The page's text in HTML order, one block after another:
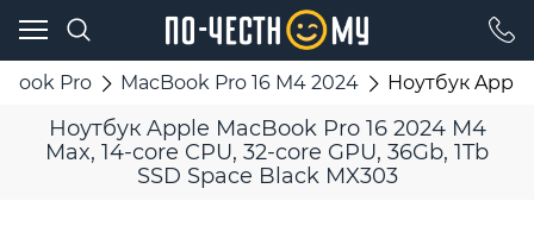
Pro MacBook Pro 16 M4 2024 Ноутбук Apple
Ноутбук Apple MacBook Pro 16 2024 M4
Max, 14-core CPU, 32-core GPU, 36Gb, 1Tb
SSD Space Black MX303